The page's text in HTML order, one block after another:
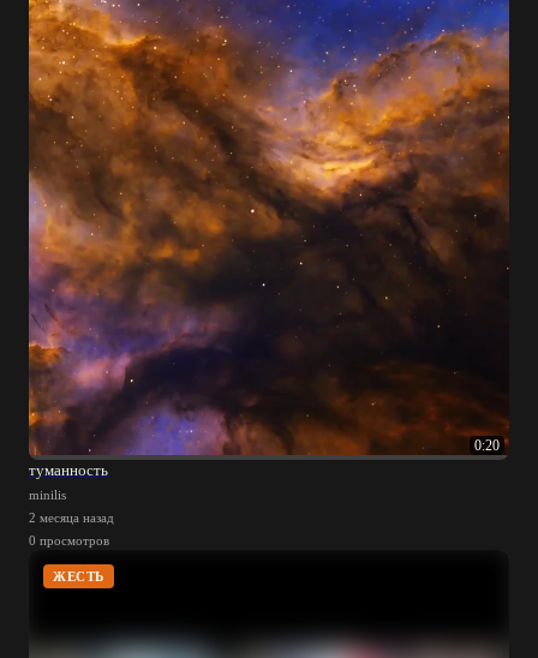
0:20
туманность
minilis
2 месяца назад
0 просмотров
ЖЕСТЬ